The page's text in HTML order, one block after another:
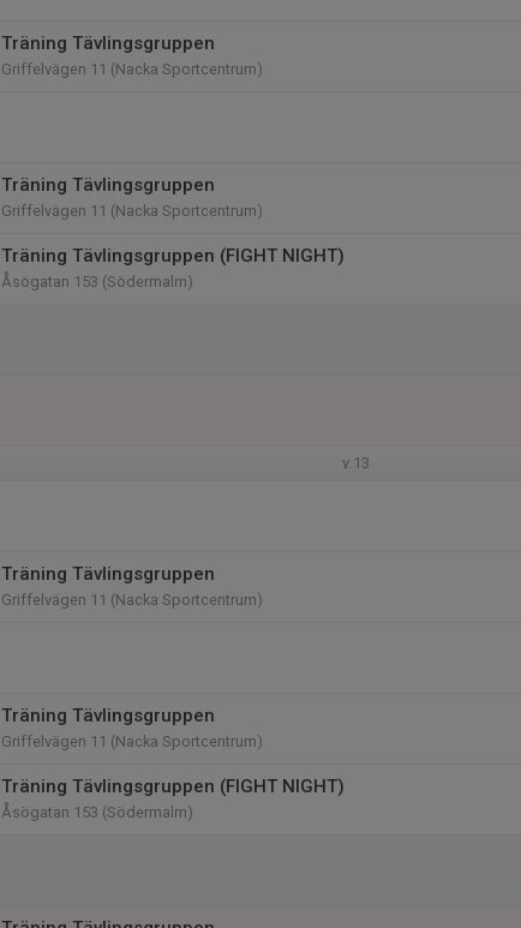
Träning Tävlingsgruppen
Griffelvägen 11 (Nacka Sportcentrum)
Träning Tävlingsgruppen
Griffelvägen 11 (Nacka Sportcentrum)
Träning Tävlingsgruppen (FIGHT NIGHT)
Åsögatan 153 (Södermalm)
v.13
Träning Tävlingsgruppen
Griffelvägen 11 (Nacka Sportcentrum)
Träning Tävlingsgruppen
Griffelvägen 11 (Nacka Sportcentrum)
Träning Tävlingsgruppen (FIGHT NIGHT)
Åsögatan 153 (Södermalm)